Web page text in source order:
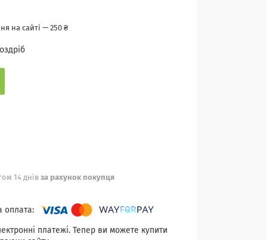
на сайті — 250 ₴
14 днів за рахунок покупця
платежі. Тепер ви можете купити